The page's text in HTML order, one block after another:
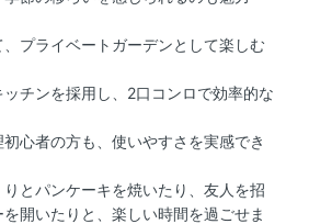
、プライベートガーデンとして楽しむ
チンを採用し、2口コンロで効率的な
心者の方も、使いやすさを実感でき
とパンケーキを焼いたり、友人を招
開いたりと、楽しい時間を過ごせま